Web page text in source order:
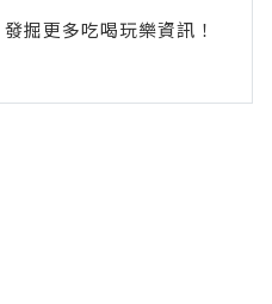
掘更多吃喝玩樂資訊！